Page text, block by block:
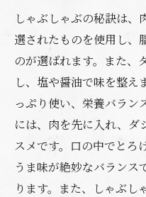
しゃぶしゃぶの秘訣は、
選されたものを使用し、
のが選ばれます。また、
し、塩や醤油で味を整え
っぷり使い、栄養バラン
には、肉を先に入れ、ダ
スメです。口の中でとろ
うま味が絶妙なバランス
ります。また、しゃぶし